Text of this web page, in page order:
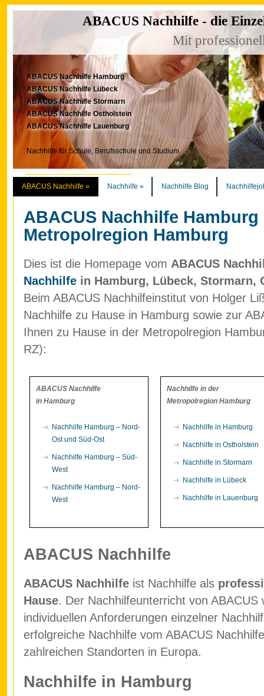
ABACUS Nachhilfe - die
Mit
ABACUS Nachhilfe Hamburg
ABACUS Nachhilfe Lübeck
ABACUS Nachhilfe Stormarn
ABACUS Nachhilfe Ostholstein
ABACUS Nachhilfe Lauenburg
Nachhilfe für Schule, Berufsschule und Studium
ABACUS Nachhilfe » Nachhilfe » Nachhilfe Blog
ABACUS Nachhilfe Hamburg
Metropolregion Hamburg
Dies ist die Homepage vom ABACUS
Nachhilfe in Hamburg, Lübeck, Stormarn,
Beim ABACUS Nachhilfeinstitut von Holger
Nachhilfe zu Hause in Hamburg sowie zur
Ihnen zu Hause in der Metropolregion
RZ):
ABACUS Nachhilfe
in Hamburg
Nachhilfe Hamburg – Nord-
Ost und Süd-Ost
Nachhilfe Hamburg – Süd-
West
Nachhilfe Hamburg – Nord-
West
Nachhilfe in der
Metropolregion Hamburg
Nachhilfe in Hamburg
Nachhilfe in Ostholstein
Nachhilfe in Stormarn
Nachhilfe in Lübeck
Nachhilfe in Lauenburg
ABACUS Nachhilfe
ABACUS Nachhilfe ist Nachhilfe als
Hause. Der Nachhilfeunterricht von
individuellen Anforderungen einzelner
erfolgreiche Nachhilfe vom ABACUS
zahlreichen Standorten in Europa.
Nachhilfe in Hamburg